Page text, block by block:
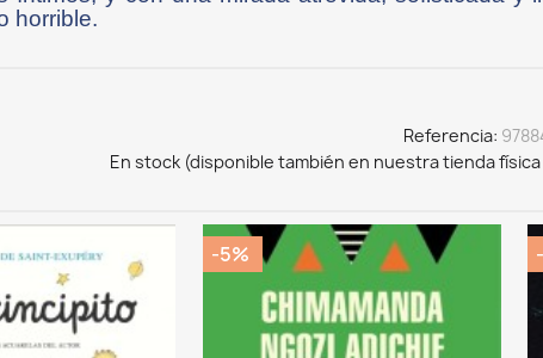
horrible.
Referencia
En stock (disponible también en nuestra tienda
-5%